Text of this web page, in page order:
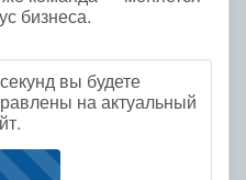
бизнеса.
вы будете
на актуальный